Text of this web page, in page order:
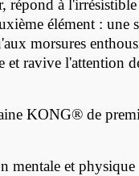
répond à
élément : une
morsures
ravive l'attention
KONG® de
et physique